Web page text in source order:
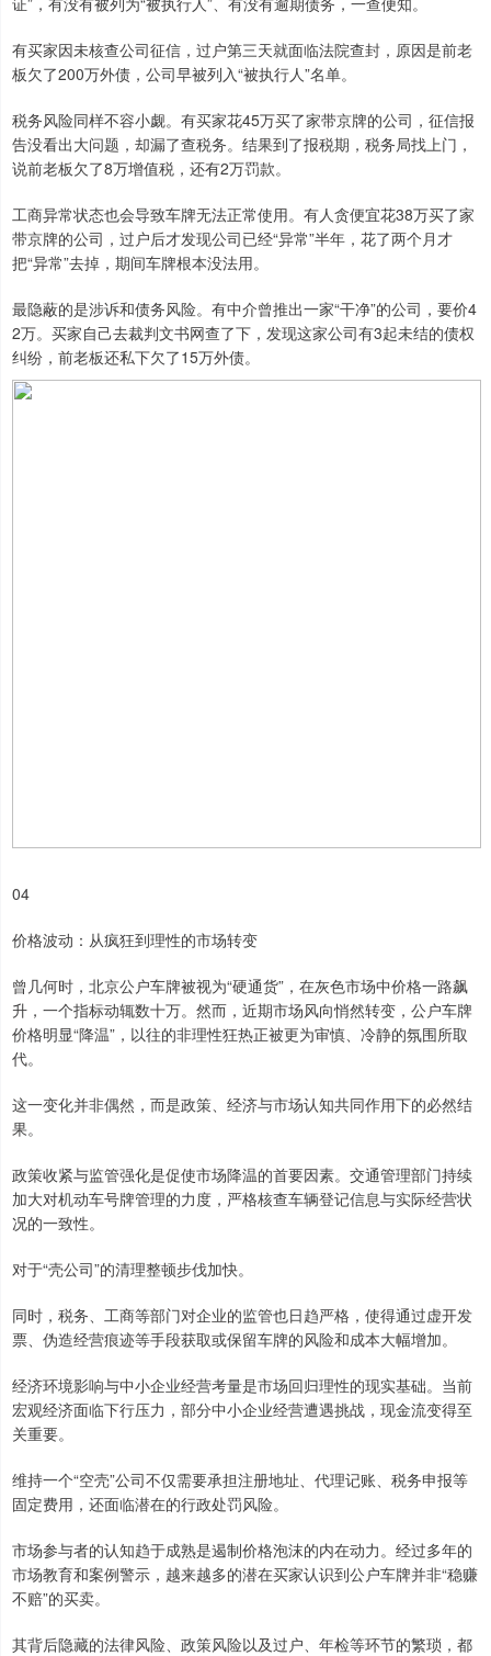
有买家因未核查公司征信，过户第三天就面临法院查封，原因是前老
板欠了200万外债，公司早被列入“被执行人”名单。
税务风险同样不容小觑。有买家花45万买了家带京牌的公司，征信报
告没看出大问题，却漏了查税务。结果到了报税期，税务局找上门，
说前老板欠了8万增值税，还有2万罚款。
工商异常状态也会导致车牌无法正常使用。有人贪便宜花38万买了家
带京牌的公司，过户后才发现公司已经“异常”半年，花了两个月才
把“异常”去掉，期间车牌根本没法用。
最隐蔽的是涉诉和债务风险。有中介曾推出一家“干净”的公司，要价4
2万。买家自己去裁判文书网查了下，发现这家公司有3起未结的债权
纠纷，前老板还私下欠了15万外债。
04
价格波动：从疯狂到理性的市场转变
曾几何时，北京公户车牌被视为“硬通货”，在灰色市场中价格一路飙
升，一个指标动辄数十万。然而，近期市场风向悄然转变，公户车牌
价格明显“降温”，以往的非理性狂热正被更为审慎、冷静的氛围所取
代。
这一变化并非偶然，而是政策、经济与市场认知共同作用下的必然结
果。
政策收紧与监管强化是促使市场降温的首要因素。交通管理部门持续
加大对机动车号牌管理的力度，严格核查车辆登记信息与实际经营状
况的一致性。
对于“壳公司”的清理整顿步伐加快。
同时，税务、工商等部门对企业的监管也日趋严格，使得通过虚开发
票、伪造经营痕迹等手段获取或保留车牌的风险和成本大幅增加。
经济环境影响与中小企业经营考量是市场回归理性的现实基础。当前
宏观经济面临下行压力，部分中小企业经营遭遇挑战，现金流变得至
关重要。
维持一个“空壳”公司不仅需要承担注册地址、代理记账、税务申报等
固定费用，还面临潜在的行政处罚风险。
市场参与者的认知趋于成熟是遏制价格泡沫的内在动力。经过多年的
市场教育和案例警示，越来越多的潜在买家认识到公户车牌并非“稳赚
不赔”的买卖。
其背后隐藏的法律风险、政策风险以及过户、年检等环节的繁琐，都